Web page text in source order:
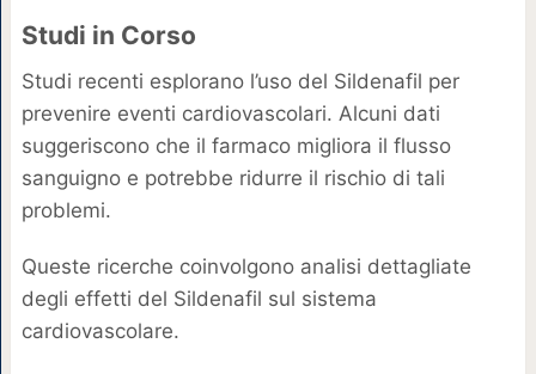
Studi in Corso
Studi recenti esplorano l’uso del Sildenafil per
prevenire eventi cardiovascolari. Alcuni dati
suggeriscono che il farmaco migliora il flusso
sanguigno e potrebbe ridurre il rischio di tali
problemi.
Queste ricerche coinvolgono analisi dettagliate
degli effetti del Sildenafil sul sistema
cardiovascolare.